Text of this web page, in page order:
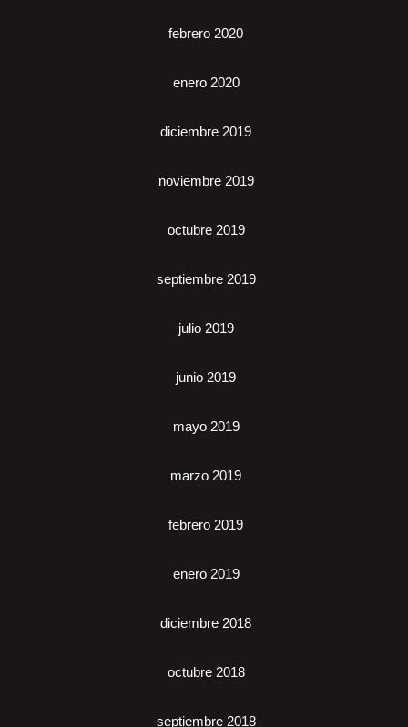
febrero 2020
enero 2020
diciembre 2019
noviembre 2019
octubre 2019
septiembre 2019
julio 2019
junio 2019
mayo 2019
marzo 2019
febrero 2019
enero 2019
diciembre 2018
octubre 2018
septiembre 2018